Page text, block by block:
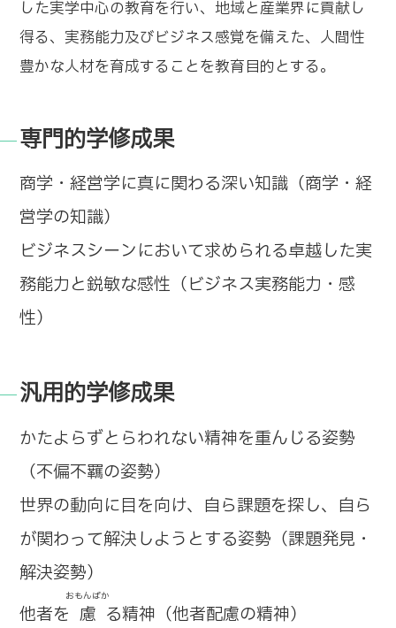
した実学中心の教育を行い、地域と産業界に貢献し
得る、実務能力及びビジネス感覚を備えた、人間性
豊かな人材を育成することを教育目的とする。
専門的学修成果
商学・経営学に真に関わる深い知識（商学・経
営学の知識）
ビジネスシーンにおいて求められる卓越した実
務能力と鋭敏な感性（ビジネス実務能力・感
性）
汎用的学修成果
かたよらずとらわれない精神を重んじる姿勢
（不偏不羈の姿勢）
世界の動向に目を向け、自ら課題を探し、自ら
が関わって解決しようとする姿勢（課題発見・
解決姿勢）
他者を 慮
おもんぱか
る精神（他者配慮の精神）